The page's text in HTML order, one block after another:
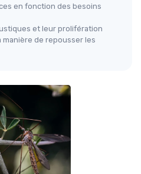
en fonction des besoins
et leur prolifération
de repousser les